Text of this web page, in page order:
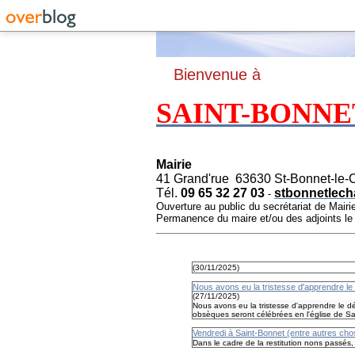
Bienvenue à
SAINT-
Mairie
41 Grand'rue 63630 St-Bonnet-le-
Tél. 09 65 32 27 03 -
Ouverture au public du secrétariat de
Permanence du maire et/ou des adjoints
(30/11/2025)
Nous avons eu la tristesse d'apprendre
(27/11/2025)
Nous avons eu la tristesse d'apprendre le
obsèques seront célébrées en l'église de
Vendredi à Saint-Bonnet (entre autres
Dans le cadre de la restitution nons